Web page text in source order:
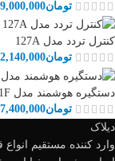
تومان9,000,000
کنترل تردد مدل 127A
تومان2,140,000
دستگیره هوشمند مدل S21F
تومان
دیلاک
وارد کننده مستقیم